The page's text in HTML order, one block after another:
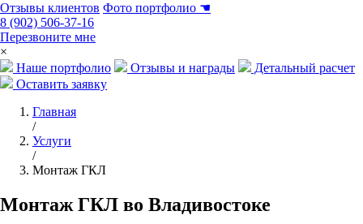
Отзывы клиентов Фото портфолио ☚
8 (902) 506-37-16
Перезвоните мне
×
Наше портфолио
Отзывы и награды
Детальный расчет
Оставить заявку
Главная
/
Услуги
/
Монтаж ГКЛ
Монтаж ГКЛ во Владивостоке